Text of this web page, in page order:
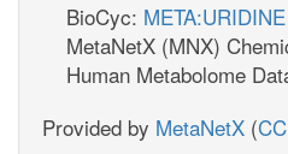
BioCyc: META:URIDINE
MetaNetX (MNX)
Human Metabolome
Provided by MetaNetX (